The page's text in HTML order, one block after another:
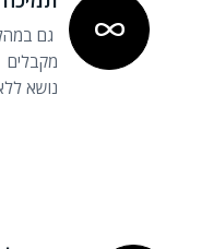
גם
נושא